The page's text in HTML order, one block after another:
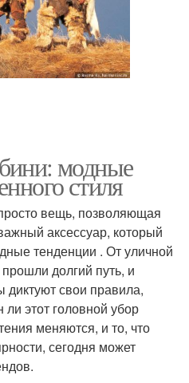
модные
стиля
вещь, позволяющая
аксессуар, который
тенденции . От уличной
долгий путь, и
диктуют свои правила,
ли этот головной убор
меняются, и то, что
сегодня может